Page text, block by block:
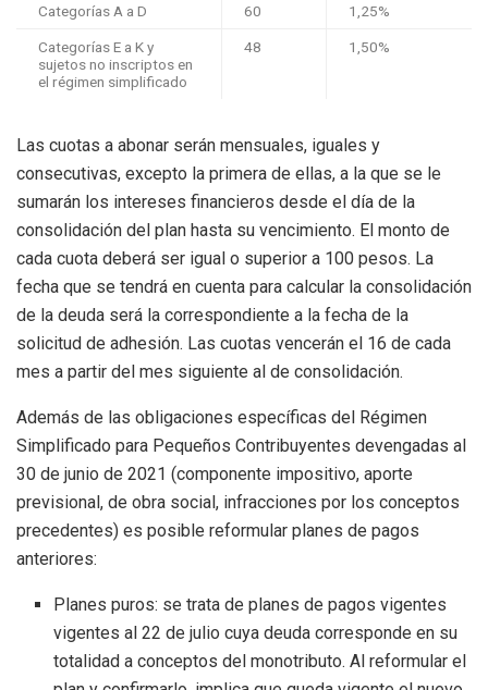
Categorías A a D 60 1,25%
Categorías E a K y
sujetos no inscriptos en
el régimen simplificado
48 1,50%
Las cuotas a abonar serán mensuales, iguales y
consecutivas, excepto la primera de ellas, a la que se le
sumarán los intereses financieros desde el día de la
consolidación del plan hasta su vencimiento. El monto de
cada cuota deberá ser igual o superior a 100 pesos. La
fecha que se tendrá en cuenta para calcular la consolidación
de la deuda será la correspondiente a la fecha de la
solicitud de adhesión. Las cuotas vencerán el 16 de cada
mes a partir del mes siguiente al de consolidación.
Además de las obligaciones específicas del Régimen
Simplificado para Pequeños Contribuyentes devengadas al
30 de junio de 2021 (componente impositivo, aporte
previsional, de obra social, infracciones por los conceptos
precedentes) es posible reformular planes de pagos
anteriores:
Planes puros: se trata de planes de pagos vigentes
vigentes al 22 de julio cuya deuda corresponde en su
totalidad a conceptos del monotributo. Al reformular el